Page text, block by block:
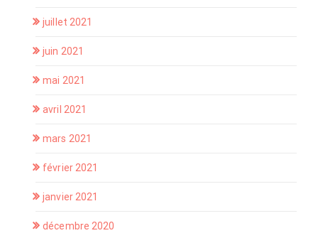
juillet 2021
juin 2021
mai 2021
avril 2021
mars 2021
février 2021
janvier 2021
décembre 2020